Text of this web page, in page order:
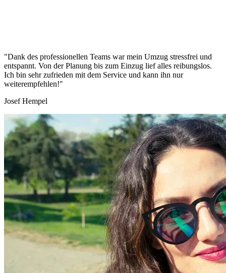
"Dank des professionellen Teams war mein Umzug stressfrei und
entspannt. Von der Planung bis zum Einzug lief alles reibungslos.
Ich bin sehr zufrieden mit dem Service und kann ihn nur
weiterempfehlen!"
Josef Hempel